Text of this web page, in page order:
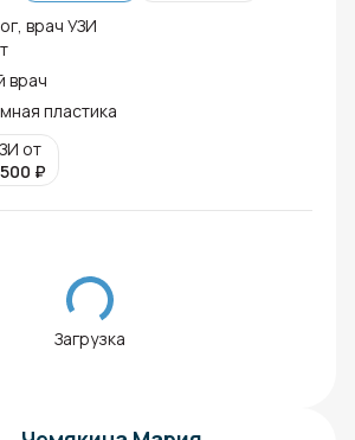
врач УЗИ
врач
пластика
от
₽
Загрузка